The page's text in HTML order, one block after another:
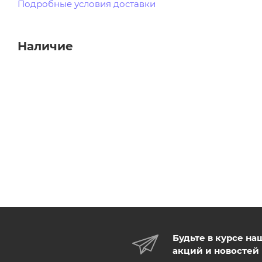
Подробные условия доставки
Наличие
Будьте в курсе
акций и новостей